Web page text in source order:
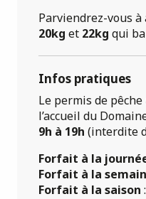
Parviendrez-vous
20kg et 22kg qui
Infos pratiques
Le permis de pêche
l’accueil du
9h à 19h (interdite
Forfait à la
Forfait à la
Forfait à la saison